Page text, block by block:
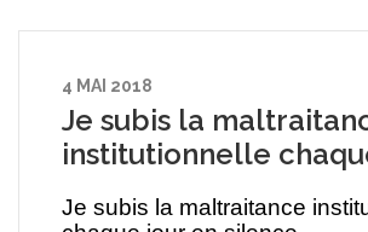
4 MAI 2018
Je subis la
institutionnelle
Je subis la maltraitance